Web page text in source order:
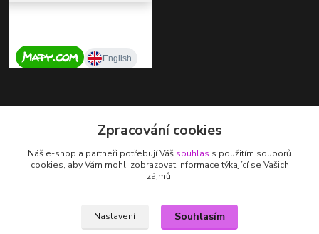
+420 737 725 324
(Po-Pá, 9-17 hod.)
Zpracování cookies
Náš e-shop a partneři potřebují Váš souhlas s použitím souborů
cookies, aby Vám mohli zobrazovat informace týkající se Vašich
zájmů.
Nastavení Souhlasím